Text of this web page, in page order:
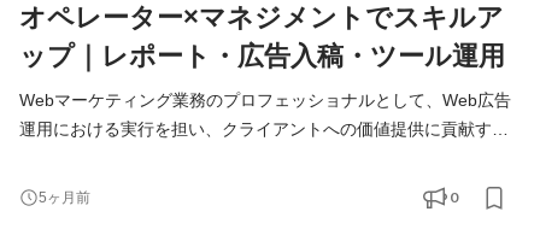
オペレーター×マネジメントでスキルア
ップ｜レポート・広告入稿・ツール運用
Webマーケティング業務のプロフェッショナルとして、Web広告
運用における実行を担い、クライアントへの価値提供に貢献する
るWebマーケティングコンサルティングでは、コンサルタントと
5ヶ月前 0